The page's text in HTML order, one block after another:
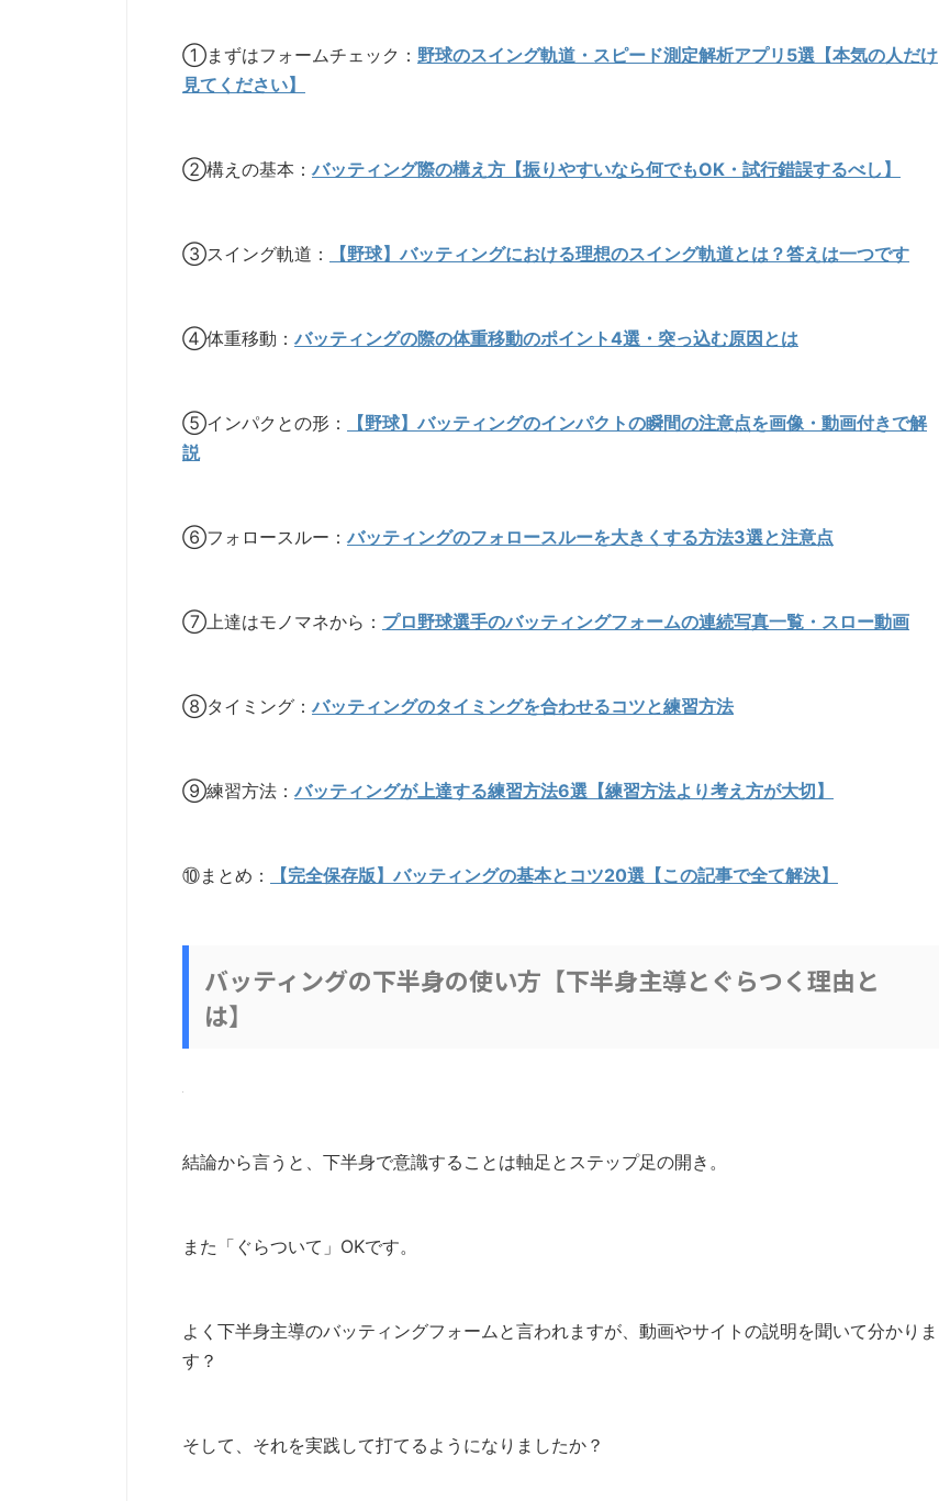
①まずはフォームチェック： 野球のスイング軌道・スピード測定解析アプリ5選【本気の人だけ
見てください】
②構えの基本： バッティング際の構え方【振りやすいなら何でもOK・試行錯誤するべし】
③スイング軌道： 【野球】バッティングにおける理想のスイング軌道とは？答えは一つです
④体重移動： バッティングの際の体重移動のポイント4選・突っ込む原因とは
⑤インパクとの形：
【野球】バッティングのインパクトの瞬間の注意点を画像・動画付きで解
説
⑥フォロースルー： バッティングのフォロースルーを大きくする方法3選と注意点
⑦上達はモノマネから： プロ野球選手のバッティングフォームの連続写真一覧・スロー動画
⑧タイミング： バッティングのタイミングを合わせるコツと練習方法
⑨練習方法： バッティングが上達する練習方法6選【練習方法より考え方が大切】
⑩まとめ： 【完全保存版】バッティングの基本とコツ20選【この記事で全て解決】
バッティングの下半身の使い方【下半身主導とぐらつく理由と
は】
結論から言うと、下半身で意識することは軸足とステップ足の開き。
また「ぐらついて」OKです。
よく下半身主導のバッティングフォームと言われますが、動画やサイトの説明を聞いて分かりま
す？
そして、それを実践して打てるようになりましたか？